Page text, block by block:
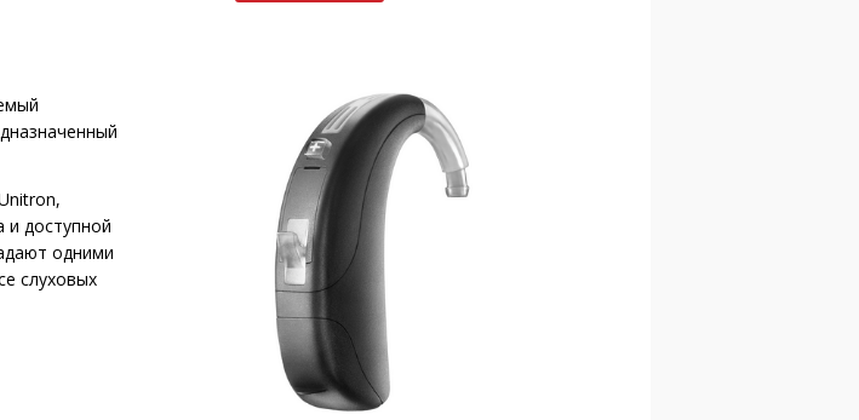
и доступной
одними
слуховых